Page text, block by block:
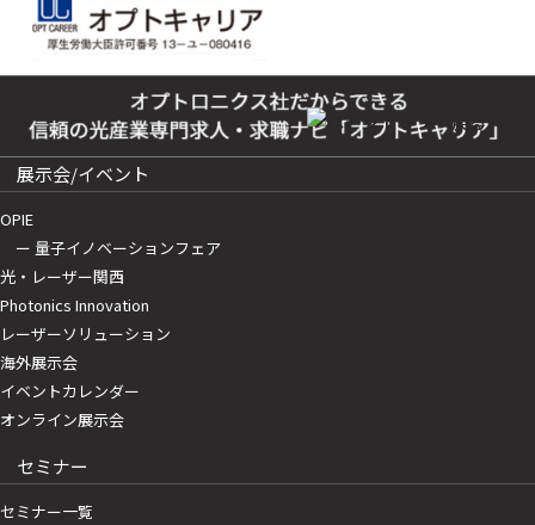
展示会/イベント
OPIE
ー 量子イノベーションフェア
光・レーザー関西
Photonics Innovation
レーザーソリューション
海外展示会
イベントカレンダー
オンライン展示会
セミナー
セミナー一覧